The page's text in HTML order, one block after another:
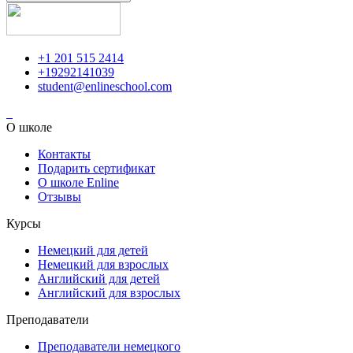
+1 201 515 2414
+19292141039
student@enlineschool.com
О школе
Контакты
Подарить сертификат
О школе Enline
Отзывы
Курсы
Немецкий для детей
Немецкий для взрослых
Английский для детей
Английский для взрослых
Преподаватели
Преподаватели немецкого